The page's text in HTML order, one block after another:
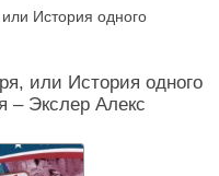
История одного
или История одного
– Экслер Алекс